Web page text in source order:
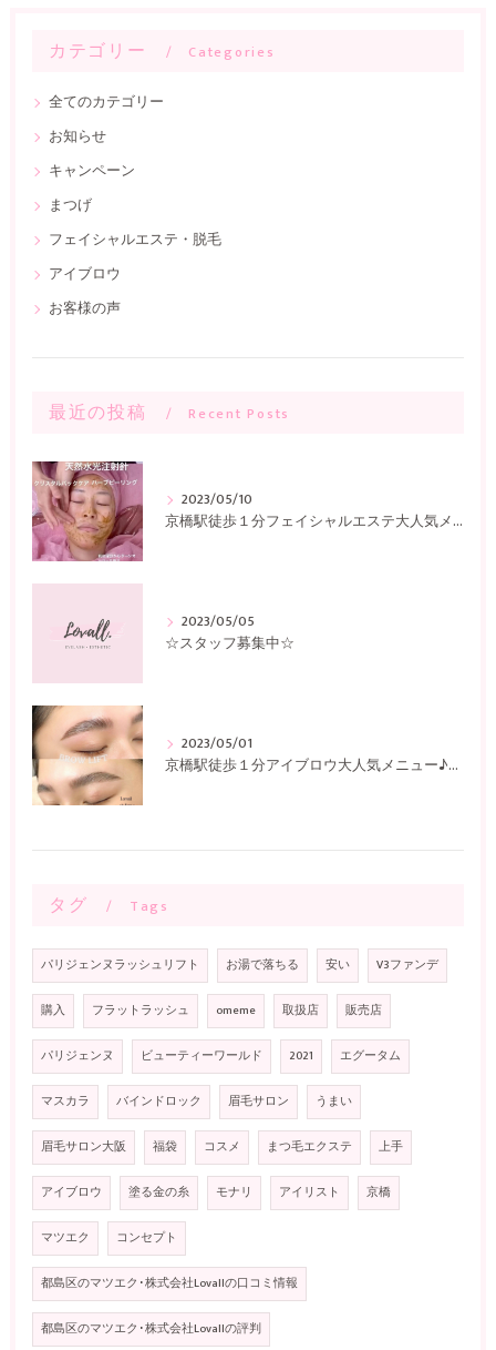
カテゴリー Categories
全てのカテゴリー
お知らせ
キャンペーン
まつげ
フェイシャルエステ・脱毛
アイブロウ
お客様の声
最近の投稿 Recent Posts
2023/05/10
京橋駅徒歩１分フェイシャルエステ大人気メニュー♪〜Lovall〜
2023/05/05
☆スタッフ募集中☆
2023/05/01
京橋駅徒歩１分アイブロウ大人気メニュー♪〜Lovall〜
タグ Tags
パリジェンヌラッシュリフト お湯で落ちる 安い V3ファンデ
購入 フラットラッシュ omeme 取扱店 販売店
パリジェンヌ ビューティーワールド 2021 エグータム
マスカラ バインドロック 眉毛サロン うまい
眉毛サロン大阪 福袋 コスメ まつ毛エクステ 上手
アイブロウ 塗る金の糸 モナリ アイリスト 京橋
マツエク コンセプト
都島区のマツエク･株式会社Lovallの口コミ情報
都島区のマツエク･株式会社Lovallの評判